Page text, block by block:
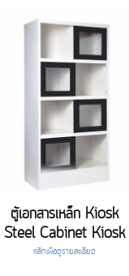
ตู้เอกสารเหล็ก Kiosk
Steel Cabinet Kiosk
คลิกเพื่อดูรายละเอียด